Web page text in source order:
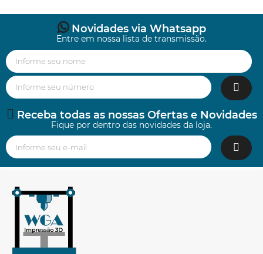
Novidades via Whatsapp
Entre em nossa lista de transmissão.
Receba todas as nossas Ofertas e Novidades
Fique por dentro das novidades da loja.